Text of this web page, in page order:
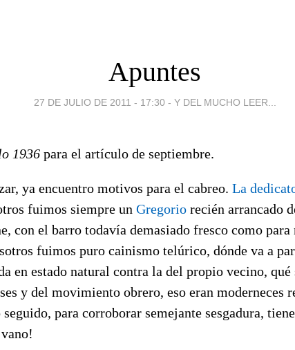
Apuntes
27 DE JULIO DE 2011 - 17:30 - Y DEL MUCHO LEER...
1936 para el artículo de septiembre.
ya encuentro motivos para el cabreo. La
fuimos siempre un Gregorio recién arrancado
con el barro todavía demasiado fresco como
fuimos puro cainismo telúrico, dónde va a
en estado natural contra la del propio vecino, qué
y del movimiento obrero, eso eran moderneces
seguido, para corroborar semejante sesgadura,